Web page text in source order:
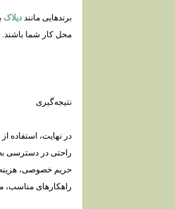
برندهایی مانند دیلاک
محل کار شما باشند.
نتیجه‌گیری
در نهایت، استفاده
راحتی در دسترسی به
حریم خصوصی،
راهکارهای مناسب،